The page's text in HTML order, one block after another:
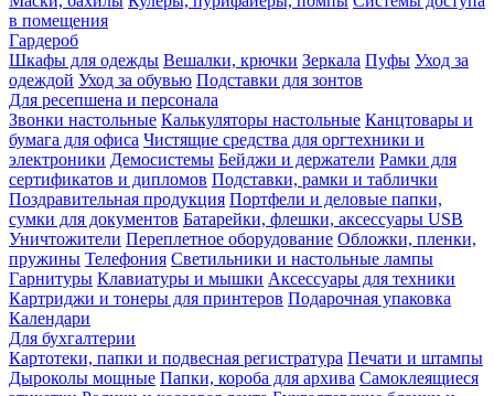
в помещения
Гардероб
Шкафы для одежды Вешалки, крючки Зеркала Пуфы Уход за
одеждой Уход за обувью Подставки для зонтов
Для ресепшена и персонала
Звонки настольные Калькуляторы настольные Канцтовары и
бумага для офиса Чистящие средства для оргтехники и
электроники Демосистемы Бейджи и держатели Рамки для
сертификатов и дипломов Подставки, рамки и таблички
Поздравительная продукция Портфели и деловые папки,
сумки для документов Батарейки, флешки, аксессуары USB
Уничтожители Переплетное оборудование Обложки, пленки,
пружины Телефония Светильники и настольные лампы
Гарнитуры Клавиатуры и мышки Аксессуары для техники
Картриджи и тонеры для принтеров Подарочная упаковка
Календари
Для бухгалтерии
Картотеки, папки и подвесная регистратура Печати и штампы
Дыроколы мощные Папки, короба для архива Самоклеящиеся